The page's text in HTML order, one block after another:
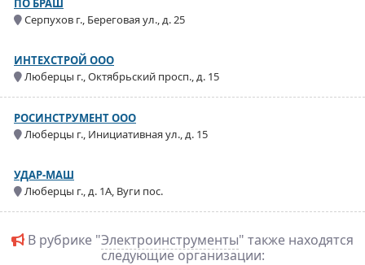
ПО БРАШ
Серпухов г., Береговая ул., д. 25
ИНТЕХСТРОЙ ООО
Люберцы г., Октябрьский просп., д. 15
РОСИНСТРУМЕНТ ООО
Люберцы г., Инициативная ул., д. 15
УДАР-МАШ
Люберцы г., д. 1А, Вуги пос.
В рубрике "Электроинструменты" также находятся
следующие организации: